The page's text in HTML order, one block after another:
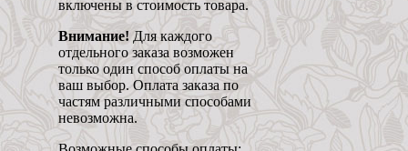
включены в стоимость товара.
Внимание! Для каждого
отдельного заказа возможен
только один способ оплаты на
ваш выбор. Оплата заказа по
частям различными способами
невозможна.